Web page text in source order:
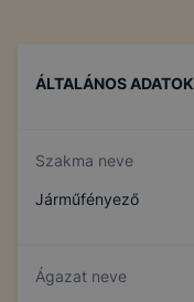
ÁLTALÁNOS ADATOK
Szakma neve
Járműfényező
Ágazat neve